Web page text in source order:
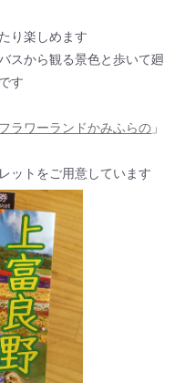
り楽しめます
スから観る景色と歩いて廻
す
フラワーランドかみふらの 」
ットをご用意しています